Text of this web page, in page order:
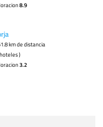
8.9
km de distancia
)
3.2